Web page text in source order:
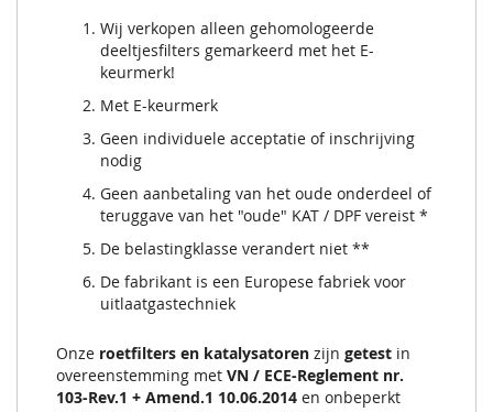
Wij verkopen alleen gehomologeerde
deeltjesfilters gemarkeerd met het E-
keurmerk!
Met E-keurmerk
Geen individuele acceptatie of inschrijving
nodig
Geen aanbetaling van het oude onderdeel of
teruggave van het "oude" KAT / DPF vereist *
De belastingklasse verandert niet **
De fabrikant is een Europese fabriek voor
uitlaatgastechniek
Onze roetfilters en katalysatoren zijn getest in
overeenstemming met VN / ECE-Reglement nr.
103-Rev.1 + Amend.1 10.06.2014 en onbeperkt